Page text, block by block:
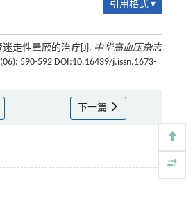
引用格式 ▾
走性晕厥的治疗[J]. 中华高血压杂志
590-592 DOI:10.16439/j.issn.1673-
下一篇